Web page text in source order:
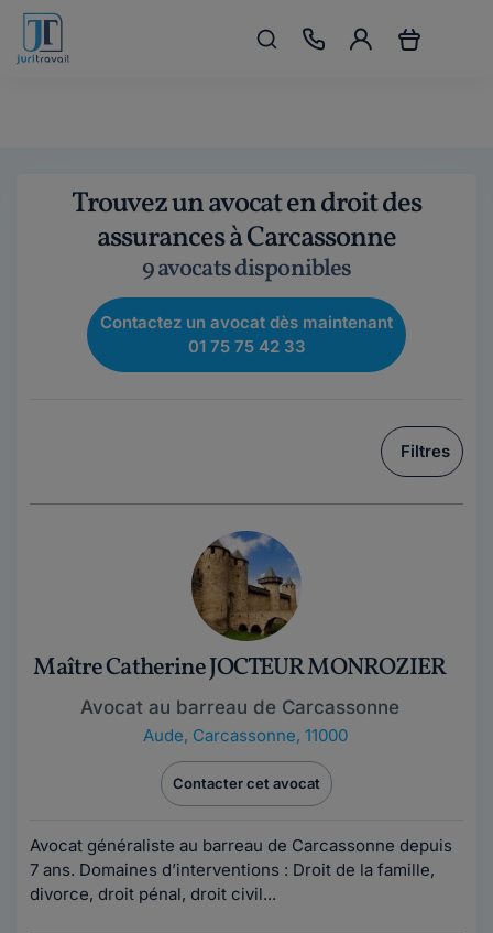
Trouvez un avocat en droit des
assurances à Carcassonne
9 avocats disponibles
Contactez un avocat dès maintenant
01 75 75 42 33
Filtres
Maître Catherine JOCTEUR MONROZIER
Avocat au barreau de Carcassonne
Aude, Carcassonne, 11000
Contacter cet avocat
Avocat généraliste au barreau de Carcassonne depuis
7 ans. Domaines d’interventions : Droit de la famille,
divorce, droit pénal, droit civil...